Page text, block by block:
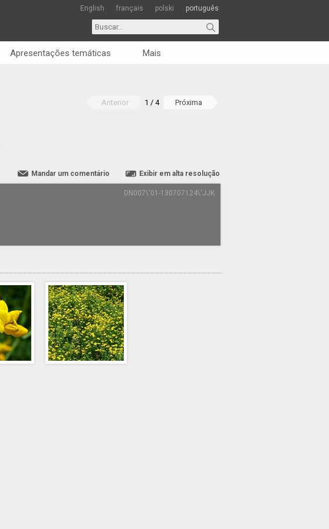
English français polski português
Apresentações temáticas Mais
Anterior 1 / 4 Próxima
Exibir em alta resolução
Mandar um comentário
DN007\'01-130707124\'JJK